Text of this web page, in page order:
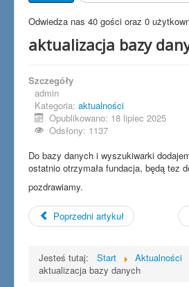
Odwiedza nas 40 gości oraz 0
aktualizacja bazy
Szczegóły
admin
Kategoria: aktualności
Opublikowano: 18 lipiec 2025
Odsłony: 1137
Do bazy danych i wyszukiwarki
ostatnio otrzymała fundacja, będą tez
pozdrawiamy.
Poprzedni artykuł
Jesteś tutaj: Start
Aktualności
aktualizacja bazy danych